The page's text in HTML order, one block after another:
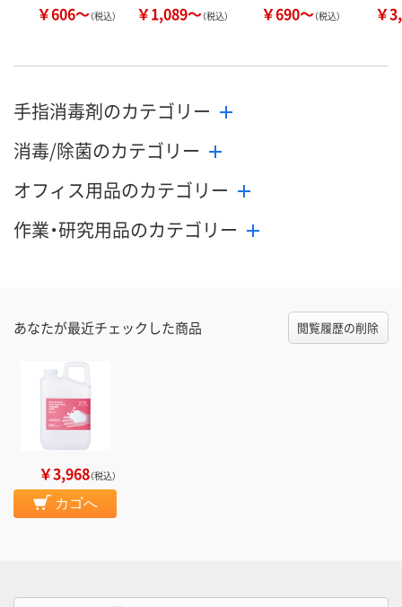
￥606～（税込） ￥1,089～（税込） ￥690～（税込） ￥
手指消毒剤のカテゴリー
消毒/除菌のカテゴリー
オフィス用品のカテゴリー
作業・研究用品のカテゴリー
あなたが最近チェックした商品 閲覧履歴の削除
￥3,968（税込）
カゴへ